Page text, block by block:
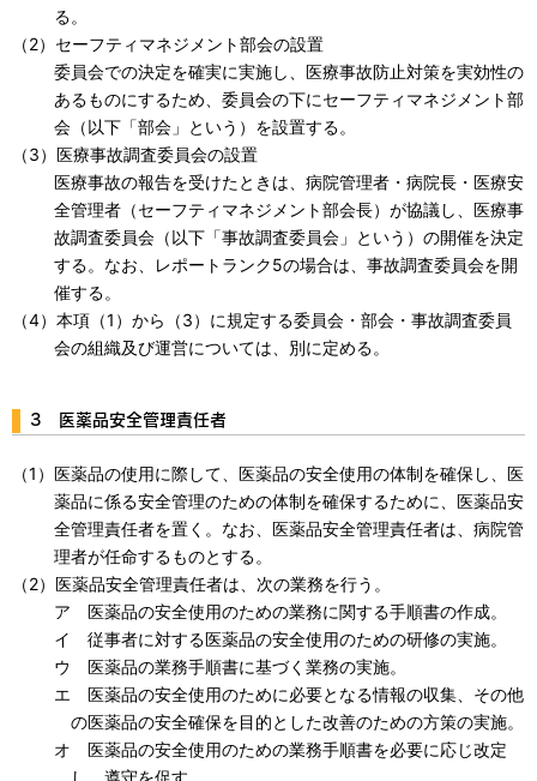
る。
（2）セーフティマネジメント部会の設置
委員会での決定を確実に実施し、医療事故防止対策を実効性の
あるものにするため、委員会の下にセーフティマネジメント部
会（以下「部会」という）を設置する。
（3）医療事故調査委員会の設置
医療事故の報告を受けたときは、病院管理者・病院長・医療安
全管理者（セーフティマネジメント部会長）が協議し、医療事
故調査委員会（以下「事故調査委員会」という）の開催を決定
する。なお、レポートランク5の場合は、事故調査委員会を開
催する。
（4）本項（1）から（3）に規定する委員会・部会・事故調査委員
会の組織及び運営については、別に定める。
3 医薬品安全管理責任者
（1）医薬品の使用に際して、医薬品の安全使用の体制を確保し、医
薬品に係る安全管理のための体制を確保するために、医薬品安
全管理責任者を置く。なお、医薬品安全管理責任者は、病院管
理者が任命するものとする。
（2）医薬品安全管理責任者は、次の業務を行う。
ア 医薬品の安全使用のための業務に関する手順書の作成。
イ 従事者に対する医薬品の安全使用のための研修の実施。
ウ 医薬品の業務手順書に基づく業務の実施。
エ 医薬品の安全使用のために必要となる情報の収集、その他
の医薬品の安全確保を目的とした改善のための方策の実施。
オ 医薬品の安全使用のための業務手順書を必要に応じ改定
し、遵守を促す。